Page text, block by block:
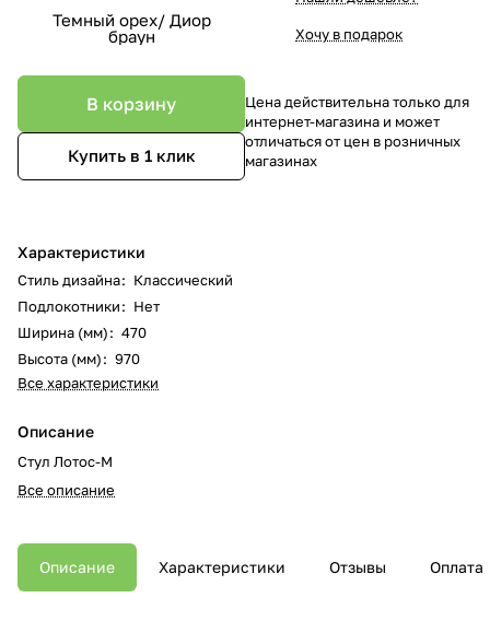
Темный орех/ Диор
браун
В корзину
Купить в 1 клик
Характеристики
Стиль дизайна: Классический
Подлокотники: Нет
Ширина (мм): 470
Высота (мм): 970
Все характеристики
Описание
Стул Лотос-М
Все описание
Хочу в подарок
Цена действительна только для
интернет-магазина и может
отличаться от цен в розничных
магазинах
Описание Характеристики Отзывы Оплата